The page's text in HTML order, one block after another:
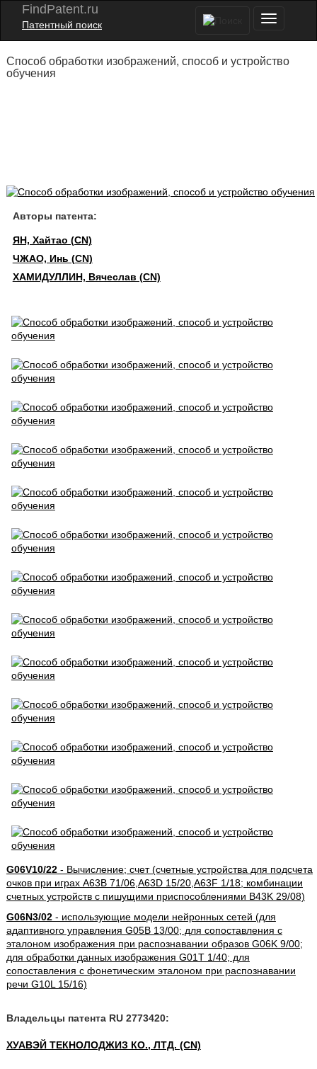
FindPatent.ru
Патентный поиск
Способ обработки изображений, способ и устройство
обучения
Авторы патента:
ЯН, Хайтао (CN)
ЧЖАО, Инь (CN)
ХАМИДУЛЛИН, Вячеслав (CN)
G06V10/22- Вычисление; счет (счетные устройства для подсчета
очков при играх A63B 71/06,A63D 15/20,A63F 1/18; комбинации
счетных устройств с пишущими приспособлениями B43K 29/08)
G06N3/02- использующие модели нейронных сетей (для
адаптивного управления G05B 13/00; для сопоставления с
эталоном изображения при распознавании образов G06K 9/00;
для обработки данных изображения G01T 1/40; для
сопоставления с фонетическим эталоном при распознавании
речи G10L 15/16)
Владельцы патента RU 2773420:
ХУАВЭЙ ТЕКНОЛОДЖИЗ КО., ЛТД. (CN)